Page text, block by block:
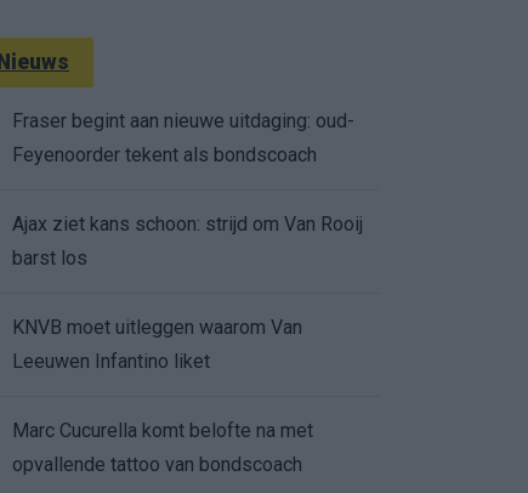
Nieuws
Fraser begint aan nieuwe uitdaging: oud-
Feyenoorder tekent als bondscoach
Ajax ziet kans schoon: strijd om Van Rooij
barst los
KNVB moet uitleggen waarom Van
Leeuwen Infantino liket
Marc Cucurella komt belofte na met
opvallende tattoo van bondscoach